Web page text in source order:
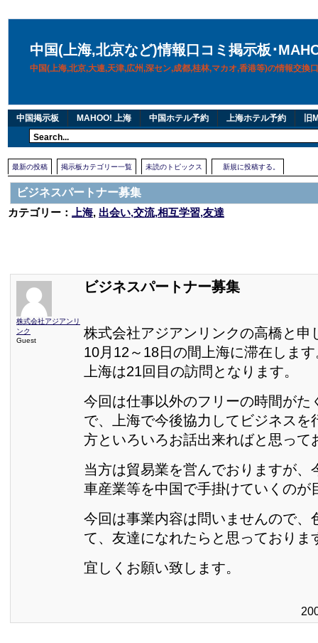
中国(上海,北京など)情報口コミ掲示板･
中国(上海,北京,大連,天津,広州,深セン,成都,桂林,マカオ,香港等)の情報交換
中国掲示板 MAHOO! 上海 中国ホテル予約 上海ホテル予約 旧
最新の投稿 掲示板カテゴリー一覧 未読のトピックス 新規に投稿する。
ビジネスパートナー募集
カテゴリー：
上海, 出会い,交流,相互学習,友達
株式会社アジアンリ
ンク
Guest
ビジネスパートナー募集
株式会社アジアンリンクの高橋と申
10月12～18日の間上海に滞在します
上海は21回目の訪問となります。
今回は仕事以外のフリーの時間がた
で、上海で今後協力してビジネスを
方といろいろお話出来ればと思って
当方は貿易業を営んでおりますが、
車産業等を中国で手掛けていくのが
今回は事業内容は問いませんので、
て、友達になれたらと思っておりま
宜しくお願い致します。